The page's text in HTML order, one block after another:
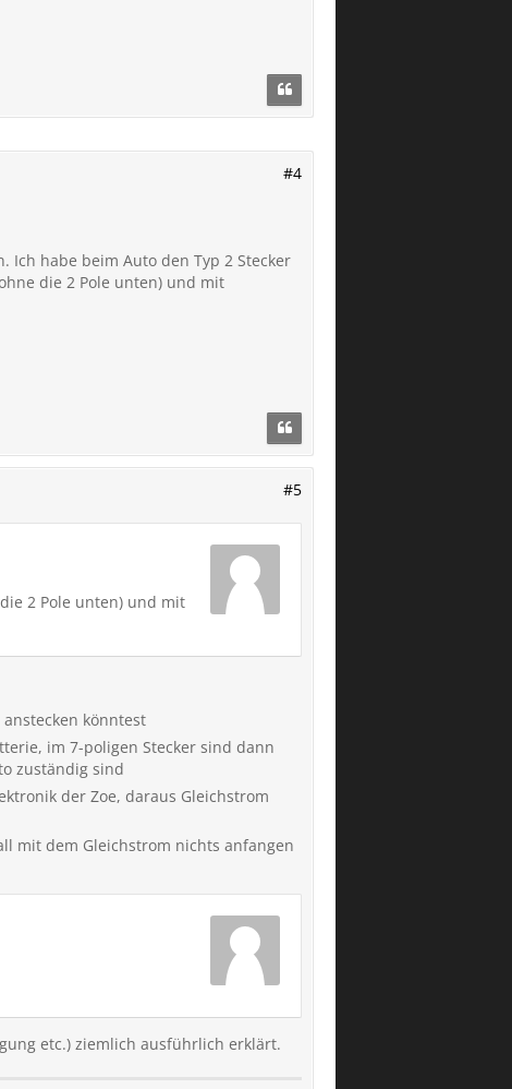
#4
Ich habe beim Auto den Typ 2 Stecker
die 2 Pole unten) und mit
#5
2 Pole unten) und mit
könntest
im 7-poligen Stecker sind dann
zuständig sind
der Zoe, daraus Gleichstrom
mit dem Gleichstrom nichts anfangen
etc.) ziemlich ausführlich erklärt.